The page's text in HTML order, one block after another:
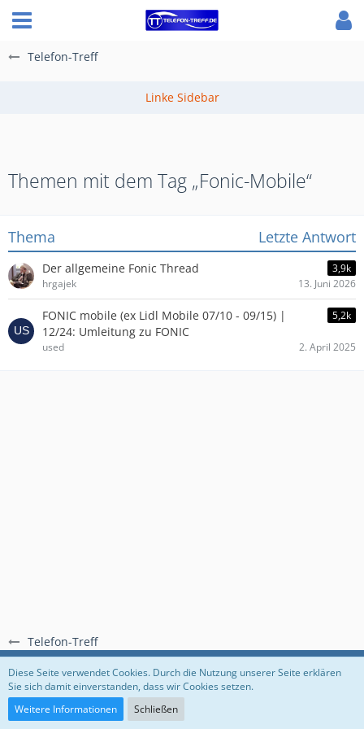
Telefon-Treff
Telefon-Treff
Themen mit dem Tag „Fonic-Mobile“
Thema Letzte Antwort
Der allgemeine Fonic Thread
3,9k
hrgajek
13. Juni 2026
FONIC mobile (ex Lidl Mobile 07/10 - 09/15) |
12/24: Umleitung zu FONIC
5,2k
used 2. April 2025
Regeln Datenschutzerklärung Impressum
Community-Software:
Diese Seite verwendet Cookies. Durch die Nutzung unserer Seite erklären
Sie sich damit einverstanden, dass wir Cookies setzen.
Weitere Informationen
Schließen